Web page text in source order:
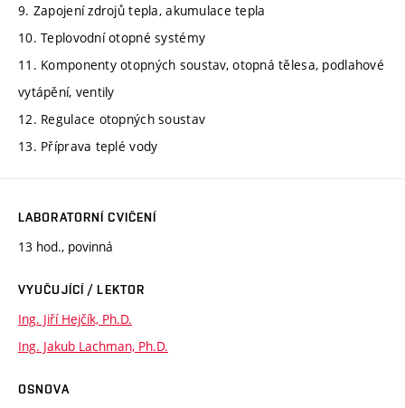
9. Zapojení zdrojů tepla, akumulace tepla
10. Teplovodní otopné systémy
11. Komponenty otopných soustav, otopná tělesa, podlahové
vytápění, ventily
12. Regulace otopných soustav
13. Příprava teplé vody
LABORATORNÍ CVIČENÍ
13 hod., povinná
VYUČUJÍCÍ / LEKTOR
Ing. Jiří Hejčík, Ph.D.
Ing. Jakub Lachman, Ph.D.
OSNOVA